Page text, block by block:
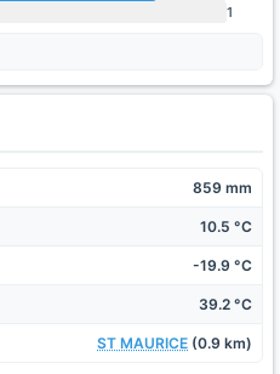
1
859 mm
10.5 °C
-19.9 °C
39.2 °C
ST MAURICE (0.9 km)